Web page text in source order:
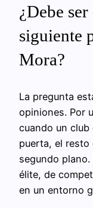
¿Debe
siguiente
Mora?
La pregunta
opiniones. Por
cuando un club
puerta, el resto
segundo
élite, de
en un entorno